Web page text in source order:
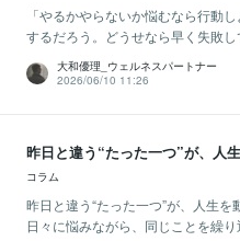
「やるかやらないか悩むなら行動
するだろう。どうせなら早く失敗
大和優理_ウェルネスパートナー
2026/06/10 11:26
昨日と違う“たった一つ”が、人
コラム
昨日と違う“たった一つ”が、人生
日々に悩みながら、同じことを繰